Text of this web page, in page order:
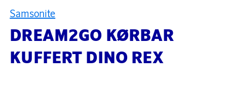
Samsonite
DREAM2GO KØRBAR
KUFFERT DINO REX